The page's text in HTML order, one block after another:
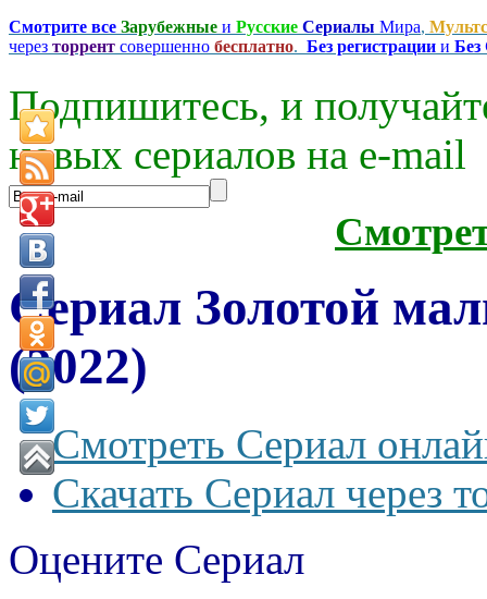
Смотрите все Зарубежные и Русские Сериалы Мира,
через торрент совершенно бесплатно. Без регистрации и
Подпишитесь, и
новых сериалов на e-mаil
Сериал Золотой
(2022)
Смотреть Сериал
Скачать Сериал через
Оцените Сериал